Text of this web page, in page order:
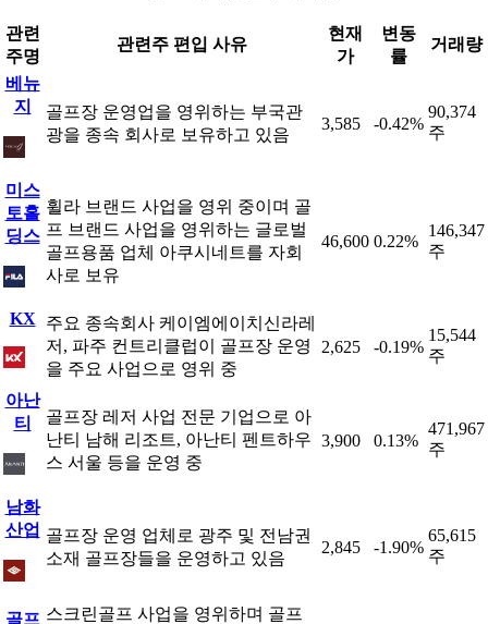
관련
주명
관련주 편입 사유
현재
가
변동
률
거래량
베뉴
지
골프장 운영업을 영위하는 부국관
광을 종속 회사로 보유하고 있음
3,585 -0.42%
90,374
주
미스
토홀
딩스
휠라 브랜드 사업을 영위 중이며 골
프 브랜드 사업을 영위하는 글로벌
골프용품 업체 아쿠시네트를 자회
사로 보유
46,600 0.22%
146,347
주
KX
주요 종속회사 케이엠에이치신라레
저, 파주 컨트리클럽이 골프장 운영
을 주요 사업으로 영위 중
2,625 -0.19%
15,544
주
아난
티
골프장 레저 사업 전문 기업으로 아
난티 남해 리조트, 아난티 펜트하우
스 서울 등을 운영 중
3,900 0.13%
471,967
주
남화
산업 골프장 운영 업체로 광주 및 전남권
소재 골프장들을 운영하고 있음
2,845 -1.90%
65,615
주
골프 스크린골프 사업을 영위하며 골프